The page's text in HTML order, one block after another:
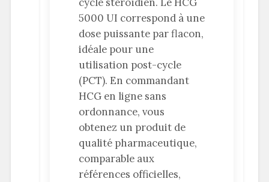
5000 UI correspond à une
dose puissante par flacon,
idéale pour une
utilisation post-cycle
(PCT). En commandant
HCG en ligne sans
ordonnance, vous
obtenez un produit de
qualité pharmaceutique,
comparable aux
références officielles,